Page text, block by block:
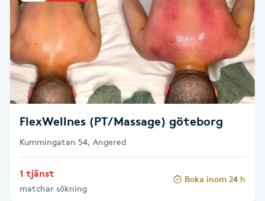
Frisör
Funktionsanalys
Färgning
Föning
Gelenaglar
FlexWellnes (PT/Massage) göteborg
Kummingatan 54, Angered
1 tjänst
matchar sökning
Boka inom 24 h